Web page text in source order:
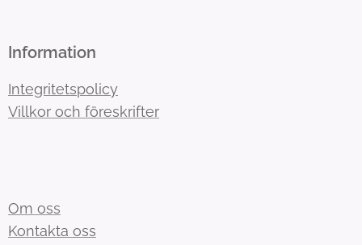
Information
Integritetspolicy
Villkor och föreskrifter
Om oss
Kontakta oss